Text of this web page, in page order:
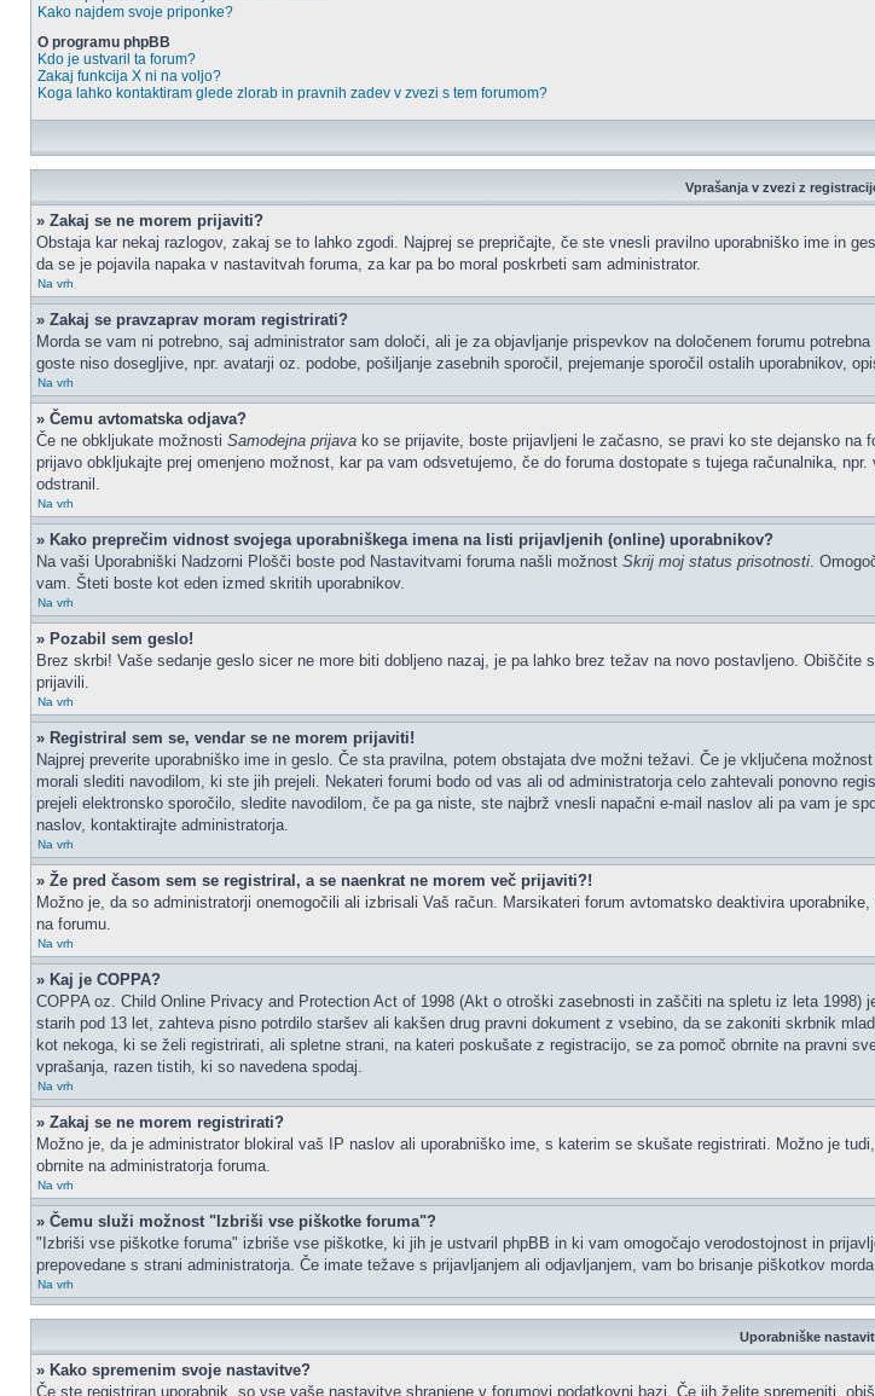
Kako najdem svoje priponke?
O programu phpBB
Kdo je ustvaril ta forum?
Zakaj funkcija X ni na voljo?
Koga lahko kontaktiram glede zlorab in pravnih zadev v zvezi s tem forumom?
Vprašanja v zvezi z
» Zakaj se ne morem prijaviti?
Obstaja kar nekaj razlogov, zakaj se to lahko zgodi. Najprej se prepričajte, če ste vnesli pravilno uporabniško ime in
da se je pojavila napaka v nastavitvah foruma, za kar pa bo moral poskrbeti sam administrator.
Na vrh
» Zakaj se pravzaprav moram registrirati?
Morda se vam ni potrebno, saj administrator sam določi, ali je za objavljanje prispevkov na določenem forumu
goste niso dosegljive, npr. avatarji oz. podobe, pošiljanje zasebnih sporočil, prejemanje sporočil ostalih uporabnikov,
Na vrh
» Čemu avtomatska odjava?
Če ne obkljukate možnosti Samodejna prijava ko se prijavite, boste prijavljeni le začasno, se pravi ko ste dejansko na
prijavo obkljukajte prej omenjeno možnost, kar pa vam odsvetujemo, če do foruma dostopate s tujega računalnika,
odstranil.
Na vrh
» Kako preprečim vidnost svojega uporabniškega imena na listi prijavljenih (online) uporabnikov?
Na vaši Uporabniški Nadzorni Plošči boste pod Nastavitvami foruma našli možnost Skrij moj status prisotnosti.
vam. Šteti boste kot eden izmed skritih uporabnikov.
Na vrh
» Pozabil sem geslo!
Brez skrbi! Vaše sedanje geslo sicer ne more biti dobljeno nazaj, je pa lahko brez težav na novo postavljeno. Obiščite
prijavili.
Na vrh
» Registriral sem se, vendar se ne morem prijaviti!
Najprej preverite uporabniško ime in geslo. Če sta pravilna, potem obstajata dve možni težavi. Če je vključena
morali slediti navodilom, ki ste jih prejeli. Nekateri forumi bodo od vas ali od administratorja celo zahtevali ponovno
prejeli elektronsko sporočilo, sledite navodilom, če pa ga niste, ste najbrž vnesli napačni e-mail naslov ali pa vam je
naslov, kontaktirajte administratorja.
Na vrh
» Že pred časom sem se registriral, a se naenkrat ne morem več prijaviti?!
Možno je, da so administratorji onemogočili ali izbrisali Vaš račun. Marsikateri forum avtomatsko deaktivira
na forumu.
Na vrh
» Kaj je COPPA?
COPPA oz. Child Online Privacy and Protection Act of 1998 (Akt o otroški zasebnosti in zaščiti na spletu iz leta
starih pod 13 let, zahteva pisno potrdilo staršev ali kakšen drug pravni dokument z vsebino, da se zakoniti skrbnik
kot nekoga, ki se želi registrirati, ali spletne strani, na kateri poskušate z registracijo, se za pomoč obrnite na pravni
vprašanja, razen tistih, ki so navedena spodaj.
Na vrh
» Zakaj se ne morem registrirati?
Možno je, da je administrator blokiral vaš IP naslov ali uporabniško ime, s katerim se skušate registrirati. Možno je
obrnite na administratorja foruma.
Na vrh
» Čemu služi možnost "Izbriši vse piškotke foruma"?
"Izbriši vse piškotke foruma" izbriše vse piškotke, ki jih je ustvaril phpBB in ki vam omogočajo verodostojnost in
prepovedane s strani administratorja. Če imate težave s prijavljanjem ali odjavljanjem, vam bo brisanje piškotkov
Na vrh
Uporabniške
» Kako spremenim svoje nastavitve?
Če ste registriran uporabnik, so vse vaše nastavitve shranjene v forumovi podatkovni bazi. Če jih želite spremeniti,